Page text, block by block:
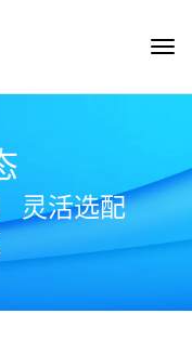
灵活选配